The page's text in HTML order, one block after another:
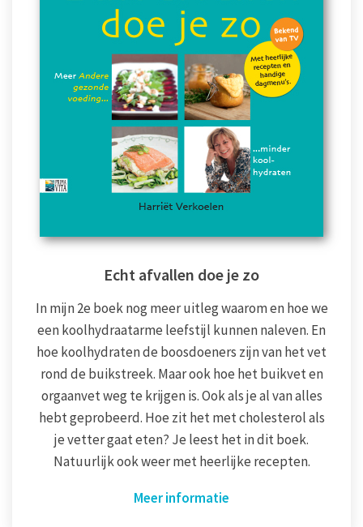
Echt afvallen doe je zo
In mijn 2e boek nog meer uitleg waarom en hoe we
een koolhydraatarme leefstijl kunnen naleven. En
hoe koolhydraten de boosdoeners zijn van het vet
rond de buikstreek. Maar ook hoe het buikvet en
orgaanvet weg te krijgen is. Ook als je al van alles
hebt geprobeerd. Hoe zit het met cholesterol als
je vetter gaat eten? Je leest het in dit boek.
Natuurlijk ook weer met heerlijke recepten.
Meer informatie